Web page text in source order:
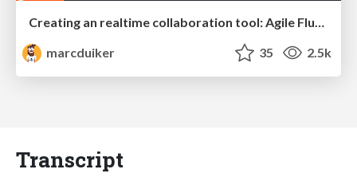
marcduiker
35 2.5k
Transcript